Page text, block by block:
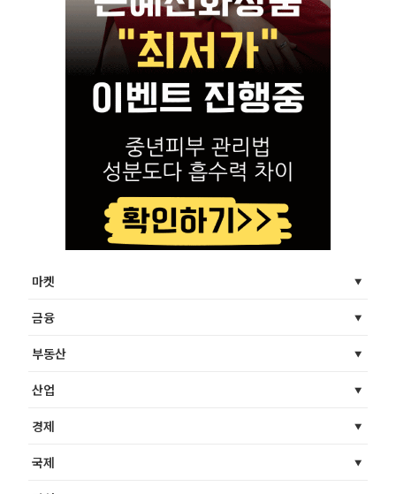
마켓
금융
부동산
산업
경제
국제